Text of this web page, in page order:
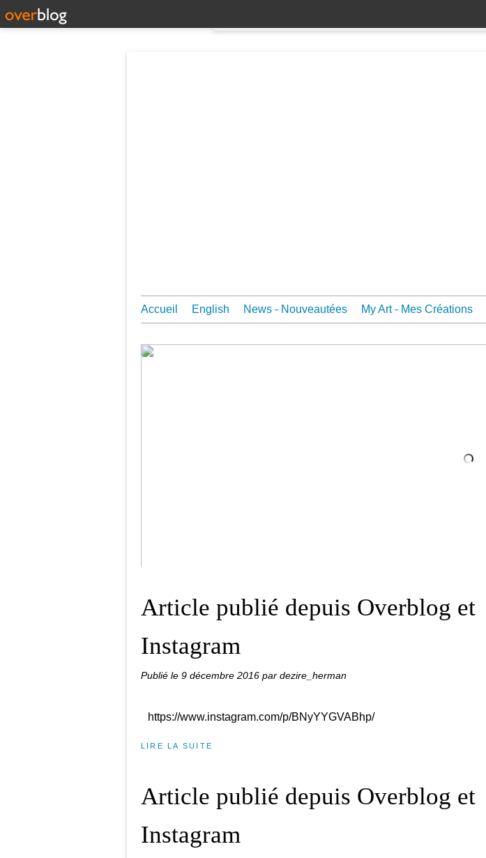
Accueil English News - Nouveautées My Art - Mes Créations
Article publié depuis Overblog et
Instagram
Publié le 9 décembre 2016 par dezire_herman
https://www.instagram.com/p/BNyYYGVABhp/
LIRE LA SUITE
Article publié depuis Overblog et
Instagram